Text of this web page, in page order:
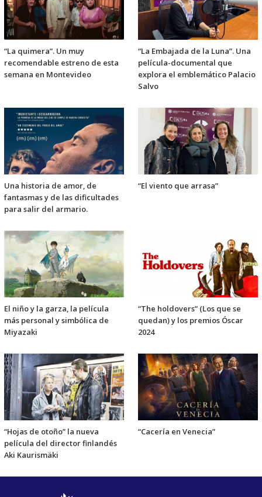
“La quimera”. Un muy
recomendable estreno de esta
semana en Montevideo
“La Embajada de la Luna”. Una
película-documental que
explora el emblemático Palacio
Salvo
Una historia de amor, de
fantasmas y de las dificultades
para salir del armario.
“El viento que arrasa”
El niño y la garza, la película
más personal y simbólica de
Miyazaki
“The holdovers” (Los que se
quedan) y los premios Óscar
2024
“Hojas de otoño” la nueva
película del director finlandés
Aki Kaurismäki
“Cacería en Venecia”